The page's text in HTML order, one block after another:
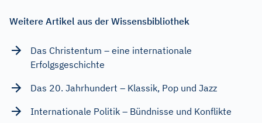
Weitere Artikel aus der Wissensbibliothek
Das Christentum – eine internationale
Erfolgsgeschichte
Das 20. Jahrhundert – Klassik, Pop und Jazz
Internationale Politik – Bündnisse und Konflikte